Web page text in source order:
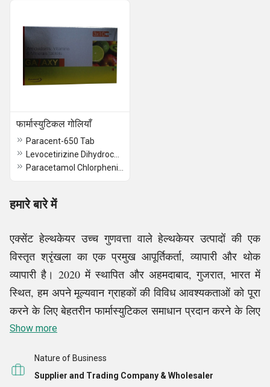
फार्मास्युटिकल गोलियाँ
Paracent-650 Tab
हमारे बारे में
एक्सेंट हेल्थकेयर उच्च गुणवत्ता वाले हेल्थकेयर उत्पादों की एक
विस्तृत श्रृंखला का एक प्रमुख आपूर्तिकर्ता, व्यापारी और थोक
व्यापारी है। 2020 में स्थापित और अहमदाबाद, गुजरात, भारत में
स्थित, हम अपने मूल्यवान ग्राहकों की विविध आवश्यकताओं को पूरा
करने के लिए बेहतरीन फार्मास्युटिकल समाधान प्रदान करने के लिए
प्रतिबद्ध हैं। श्री ध्रुव शेठ के दूरदर्शी नेतृत्व में, हमने उद्योग में
हम भलाई को बढ़ावा देने और जीवन की गुणवत्ता बढ़ाने के लिए
Show more
Nature of Business
Supplier and Trading Company & Wholesaler